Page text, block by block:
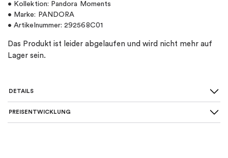
• Kollektion: Pandora Moments
• Marke: PANDORA
• Artikelnummer: 292568C01
Das Produkt ist leider abgelaufen und wird nicht mehr auf
Lager sein.
DETAILS
SKU
PREISENTWICKLUNG